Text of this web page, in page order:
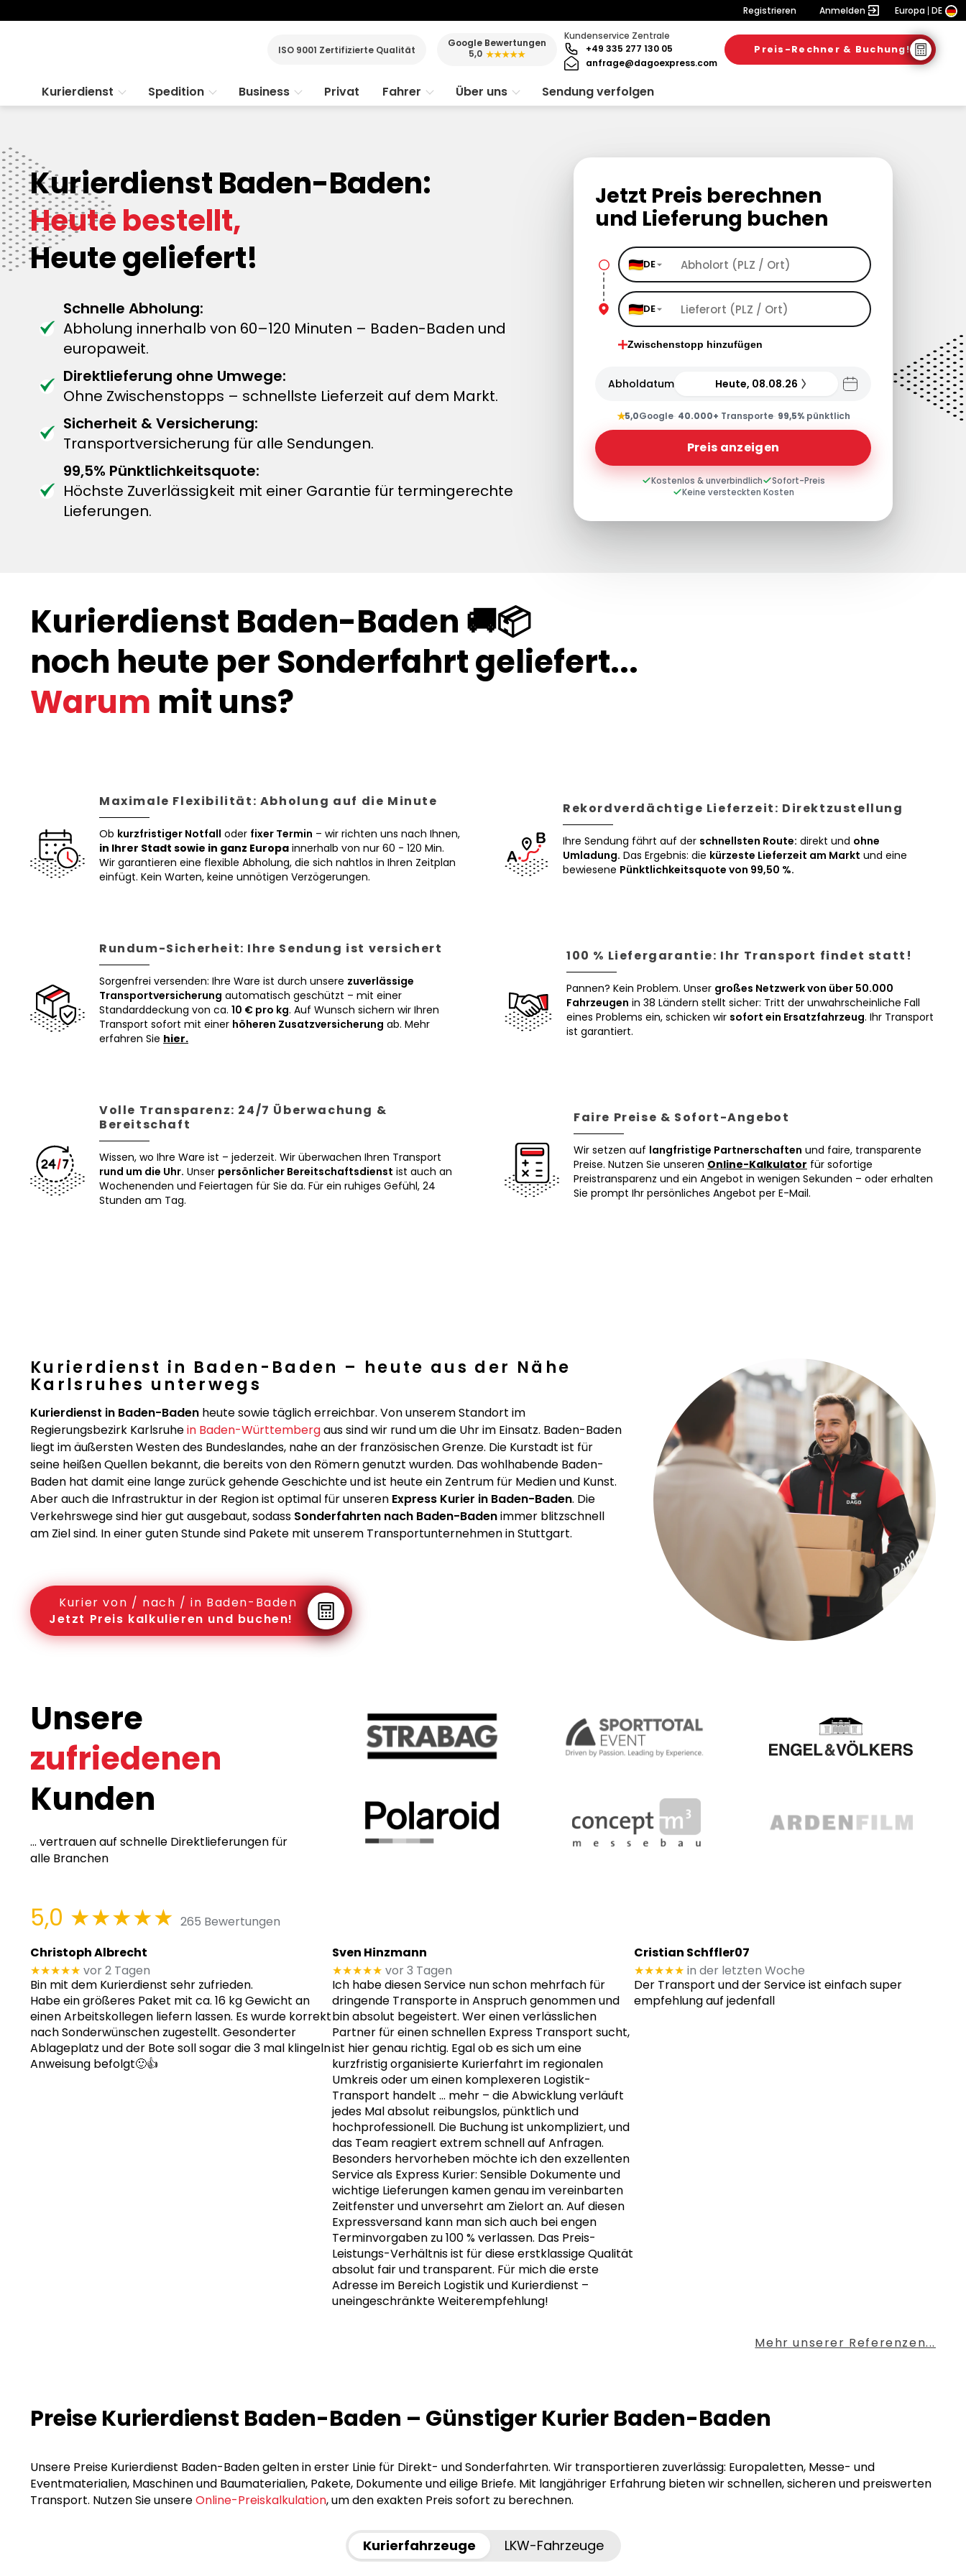
Registrieren Anmelden Europa DE
ISO 9001 Zertifizierte Qualität
Google Bewertungen
5,0 ★★★★★
Kundenservice Zentrale
+49 335 277 130 05
anfrage@dagoexpress.com
Preis-Rechner & Buchung!
Kurierdienst Spedition Business Privat Fahrer Über uns Sendung verfolgen
Kurierdienst Baden-Baden:
Heute bestellt,
Heute geliefert!
Schnelle Abholung:
Abholung innerhalb von 60–120 Minuten – Baden-Baden und
europaweit.
Direktlieferung ohne Umwege:
Ohne Zwischenstopps – schnellste Lieferzeit auf dem Markt.
Sicherheit & Versicherung:
Transportversicherung für alle Sendungen.
99,5% Pünktlichkeitsquote:
Höchste Zuverlässigkeit mit einer Garantie für termingerechte
Lieferungen.
Jetzt Preis berechnen
und Lieferung buchen
DE
DE
Zwischenstopp hinzufügen
Abholdatum Heute, 08.08.26
★5,0Google· 40.000+ Transporte· 99,5%pünktlich
Preis anzeigen
Kostenlos & unverbindlich
Sofort-Preis
Keine versteckten Kosten
Kurierdienst Baden-Baden 🚚📦
noch heute per Sonderfahrt geliefert...
Warum mit uns?
Maximale Flexibilität: Abholung auf die Minute
Ob kurzfristiger Notfall oder fixer Termin – wir richten uns nach Ihnen,
in Ihrer Stadt sowie in ganz Europa innerhalb von nur 60 - 120 Min.
Wir garantieren eine flexible Abholung, die sich nahtlos in Ihren Zeitplan
einfügt. Kein Warten, keine unnötigen Verzögerungen.
Rekordverdächtige Lieferzeit: Direktzustellung
Ihre Sendung fährt auf der schnellsten Route: direkt und ohne
Umladung. Das Ergebnis: die kürzeste Lieferzeit am Markt und eine
bewiesene Pünktlichkeitsquote von 99,50 %.
Rundum-Sicherheit: Ihre Sendung ist versichert
Sorgenfrei versenden: Ihre Ware ist durch unsere zuverlässige
Transportversicherung automatisch geschützt – mit einer
Standarddeckung von ca. 10 € pro kg. Auf Wunsch sichern wir Ihren
Transport sofort mit einer höheren Zusatzversicherung ab. Mehr
erfahren Sie hier.
100 % Liefergarantie: Ihr Transport findet statt!
Pannen? Kein Problem. Unser großes Netzwerk von über 50.000
Fahrzeugen in 38 Ländern stellt sicher: Tritt der unwahrscheinliche Fall
eines Problems ein, schicken wir sofort ein Ersatzfahrzeug. Ihr Transport
ist garantiert.
Volle Transparenz: 24/7 Überwachung &
Bereitschaft
Wissen, wo Ihre Ware ist – jederzeit. Wir überwachen Ihren Transport
rund um die Uhr. Unser persönlicher Bereitschaftsdienst ist auch an
Wochenenden und Feiertagen für Sie da. Für ein ruhiges Gefühl, 24
Stunden am Tag.
Faire Preise & Sofort-Angebot
Wir setzen auf langfristige Partnerschaften und faire, transparente
Preise. Nutzen Sie unseren Online-Kalkulator für sofortige
Preistransparenz und ein Angebot in wenigen Sekunden – oder erhalten
Sie prompt Ihr persönliches Angebot per E-Mail.
Kurierdienst in Baden-Baden – heute aus der Nähe
Karlsruhes unterwegs
Kurierdienst in Baden-Baden heute sowie täglich erreichbar. Von unserem Standort im
Regierungsbezirk Karlsruhein Baden-Württembergaus sind wir rund um die Uhr im Einsatz. Baden-Baden
liegt im äußersten Westen des Bundeslandes, nahe an der französischen Grenze. Die Kurstadt ist für
seine heißen Quellen bekannt, die bereits von den Römern genutzt wurden. Das wohlhabende Baden-
Baden hat damit eine lange zurück gehende Geschichte und ist heute ein Zentrum für Medien und Kunst.
Aber auch die Infrastruktur in der Region ist optimal für unseren Express Kurier in Baden-Baden. Die
Verkehrswege sind hier gut ausgebaut, sodass Sonderfahrten nach Baden-Badenimmer blitzschnell
am Ziel sind. In einer guten Stunde sind Pakete mit unserem Transportunternehmen in Stuttgart.
Kurier von / nach / in Baden-Baden
Jetzt Preis kalkulieren und buchen!
Unsere
zufriedenen
Kunden
... vertrauen auf schnelle Direktlieferungen für
alle Branchen
5,0 ★★★★★ 265 Bewertungen
Christoph Albrecht
★★★★★ vor 2 Tagen
Bin mit dem Kurierdienst sehr zufrieden.
Habe ein größeres Paket mit ca. 16 kg Gewicht an
einen Arbeitskollegen liefern lassen. Es wurde korrekt
nach Sonderwünschen zugestellt. Gesonderter
Ablageplatz und der Bote soll sogar die 3 mal klingeln
Anweisung befolgt🙂👍
Sven Hinzmann
★★★★★ vor 3 Tagen
Ich habe diesen Service nun schon mehrfach für
dringende Transporte in Anspruch genommen und
bin absolut begeistert. Wer einen verlässlichen
Partner für einen schnellen Express Transport sucht,
ist hier genau richtig. Egal ob es sich um eine
kurzfristig organisierte Kurierfahrt im regionalen
Umkreis oder um einen komplexeren Logistik-
Transport handelt … mehr– die Abwicklung verläuft
jedes Mal absolut reibungslos, pünktlich und
hochprofessionell. Die Buchung ist unkompliziert, und
das Team reagiert extrem schnell auf Anfragen.
Besonders hervorheben möchte ich den exzellenten
Service als Express Kurier: Sensible Dokumente und
wichtige Lieferungen kamen genau im vereinbarten
Zeitfenster und unversehrt am Zielort an. Auf diesen
Expressversand kann man sich auch bei engen
Terminvorgaben zu 100 % verlassen. Das Preis-
Leistungs-Verhältnis ist für diese erstklassige Qualität
absolut fair und transparent. Für mich die erste
Adresse im Bereich Logistik und Kurierdienst –
uneingeschränkte Weiterempfehlung!
Cristian Schffler07
★★★★★ in der letzten Woche
Der Transport und der Service ist einfach super
empfehlung auf jedenfall
Mehr unserer Referenzen...
Preise Kurierdienst Baden-Baden – Günstiger Kurier Baden-Baden
Unsere Preise Kurierdienst Baden-Baden gelten in erster Linie für Direkt- und Sonderfahrten. Wir transportieren zuverlässig: Europaletten, Messe- und
Eventmaterialien, Maschinen und Baumaterialien, Pakete, Dokumente und eilige Briefe. Mit langjähriger Erfahrung bieten wir schnellen, sicheren und preiswerten
Transport. Nutzen Sie unsereOnline-Preiskalkulation, um den exakten Preis sofort zu berechnen.
Kurierfahrzeuge LKW-Fahrzeuge